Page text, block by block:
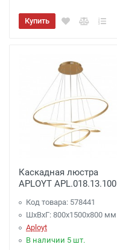
Купить
Каскадная люстра
APLOYT APL.018.13.100
Код товара: 578441
ШхВхГ: 800x1500x800 мм
Aployt
В наличии 5 шт.